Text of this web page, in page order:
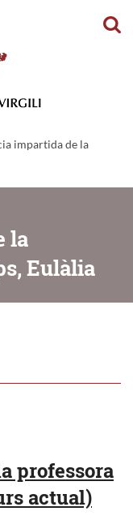
impartida de la
la
Eulàlia
professora
actual)